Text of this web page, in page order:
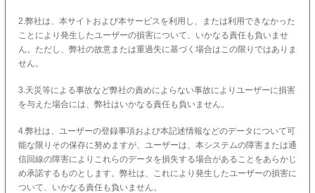
2.弊社は、本サイトおよび本サービスを利用し、または利用できなかった
ことにより発生したユーザーの損害について、いかなる責任も負いませ
ん。ただし、弊社の故意または重過失に基づく場合はこの限りではありま
せん。
3.天災等による事故など弊社の責めによらない事故によりユーザーに損害
を与えた場合には、弊社はいかなる責任も負いません。
4.弊社は、ユーザーの登録事項および本記述情報などのデータについて可
能な限りその保存に努めますが、ユーザーは、本システムの障害または通
信回線の障害によりこれらのデータを損失する場合があることをあらかじ
め承諾するものとします。弊社は、これにより発生したユーザーの損害に
ついて、いかなる責任も負いません。